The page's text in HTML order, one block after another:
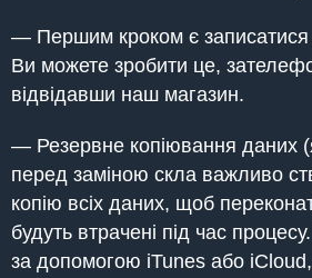
— Першим кроком є
Ви можете зробити це,
відвідавши наш магазин.
— Резервне копіювання даних
перед заміною скла важливо
копію всіх даних, щоб
будуть втрачені під час
за допомогою iTunes або iCloud,